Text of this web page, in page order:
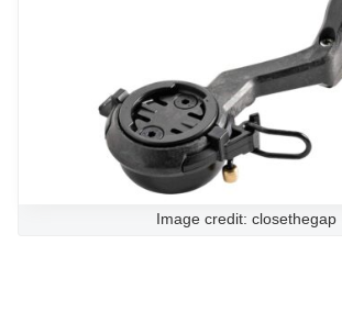
Image credit: closethegap